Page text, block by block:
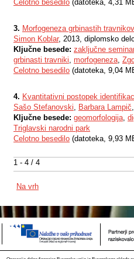
1 - 4 / 4
Celotno besedilo (datoteka, 4,31
3. Morfogeneza grbinastih travnikov
Simon Koblar, 2013, diplomsko
Ključne besede: zaključne
grbinasti travniki, morfogeneza,
Celotno besedilo (datoteka, 9,04
4. Kvantitativni postopek
Sašo Stefanovski, Barbara Lampič
Ključne besede: geomorfologija,
Triglavski narodni park
Celotno besedilo (datoteka, 9,93
Na vrh